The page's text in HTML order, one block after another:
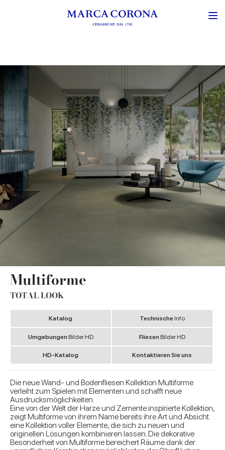
Multiforme
TOTAL LOOK
Katalog Technische Info
Umgebungen Bilder HD Fliesen Bilder HD
HD-Katalog Kontaktieren Sie uns
Die neue Wand- und Bodenfliesen Kollektion Multiforme
verleiht zum Spielen mit Elementen und schafft neue
Ausdrucksmöglichkeiten.
Eine von der Welt der Harze und Zemente inspirierte Kollektion,
zeigt Multiforme von ihrem Name bereits ihre Art und Absicht:
eine Kollektion voller Elemente, die sich zu neuen und
originellen Lösungen kombinieren lassen. Die dekorative
Besonderheit von Multiforme bereichert Räume dank der